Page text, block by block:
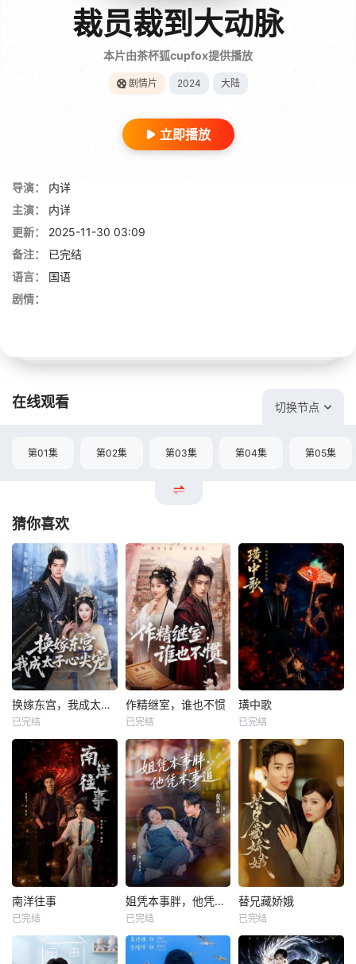
裁员裁到大动脉
本片由茶杯狐cupfox提供播放
剧情片 2024 大陆
立即播放
导演：
内详
主演：
内详
更新：
2025-11-30 03:09
备注：
已完结
语言：
国语
剧情：
在线观看 切换节点
第01集 第02集 第03集 第04集 第05集
猜你喜欢
换嫁东宫，我成太子心尖宠
已完结
作精继室，谁也不惯
已完结
璜中歌
已完结
南洋往事
已完结
姐凭本事胖，他凭本事追
已完结
替兄藏娇娥
已完结